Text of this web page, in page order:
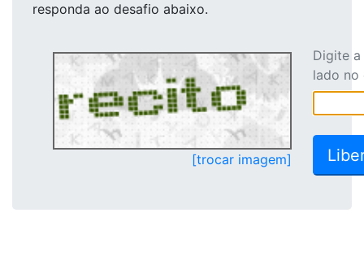
responda ao desafio abaixo.
[trocar imagem]
Digite
lado no